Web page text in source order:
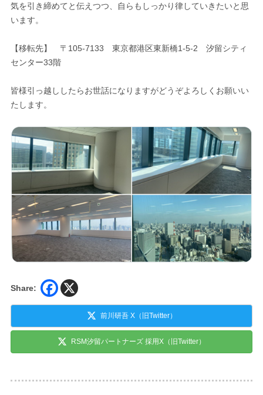
気を引き締めてと伝えつつ、自らもしっかり律していきたいと思
います。
【移転先】 〒105-7133 東京都港区東新橋1-5-2 汐留シティ
センター33階
皆様引っ越ししたらお世話になりますがどうぞよろしくお願いい
たします。
Share:
前川研吾 X（旧Twitter）
RSM汐留パートナーズ 採用X（旧Twitter）